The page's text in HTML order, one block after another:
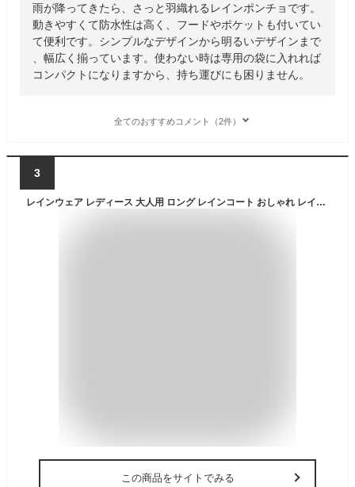
雨が降ってきたら、さっと羽織れるレインポンチョです。
動きやすくて防水性は高く、フードやポケットも付いてい
て便利です。シンプルなデザインから明るいデザインまで
、幅広く揃っています。使わない時は専用の袋に入れれば
コンパクトになりますから、持ち運びにも困りません。
全てのおすすめコメント（2件）
3
レインウェア レディース 大人用 ロング レインコート おしゃれ レインポンチョ 自転車 通勤 通学 かわいい 女性用 ママ レイン ポンチョ シンプル 雨合羽 レイングッズ カッパ バイク 軽い アウトドア フェス 防雨 かっぱ 雨具 母の日 プレゼント ギフト
この商品をサイトでみる